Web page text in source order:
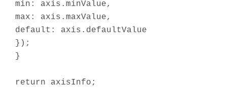
min: axis.minValue,
max: axis.maxValue,
default: axis.defaultValue
});
}
return axisInfo;